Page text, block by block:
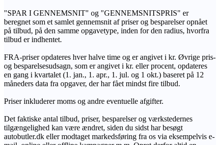
"SPAR I GENNEMSNIT" og "GENNEMSNITSPRIS" er
beregnet som et samlet gennemsnit af priser og besparelser opnået
på tilbud, på den samme opgavetype, inden for den radius, hvorfra
tilbud er indhentet.
FRA-priser opdateres hver halve time og er angivet i kr. Øvrige pris-
og besparelsesudsagn, som er angivet i kr. eller procent, opdateres
en gang i kvartalet (1. jan., 1. apr., 1. jul. og 1 okt.) baseret på 12
måneders data fra opgaver, der har fået mindst fire tilbud.
Priser inkluderer moms og andre eventuelle afgifter.
Det faktiske antal tilbud, priser, besparelser og værkstedernes
tilgængelighed kan være ændret, siden du sidst har besøgt
autobutler.dk eller modtaget markedsføring fra os via eksempelvis e-